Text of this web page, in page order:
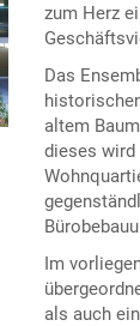
zum Herz
Das
altem
dieses wird
Im
als auch